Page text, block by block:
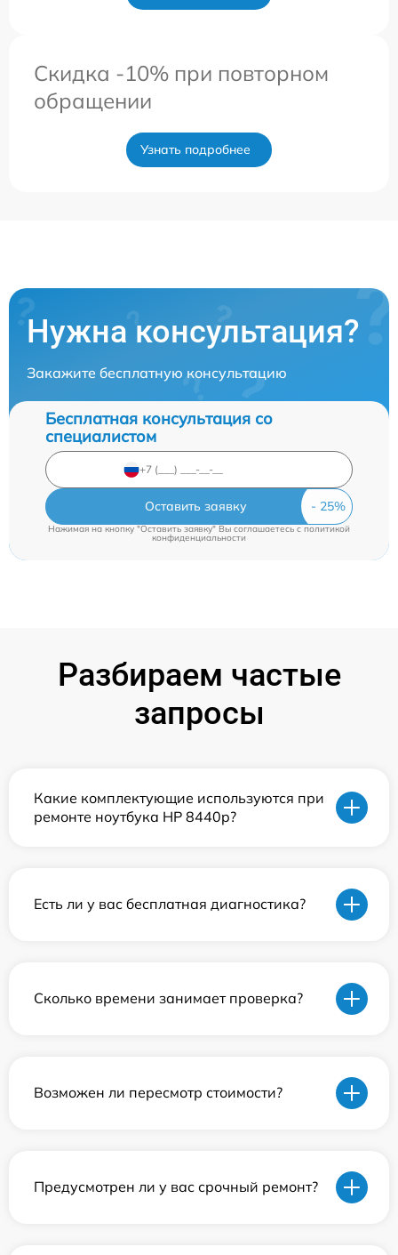
Скидка -10% при повторном
обращении
Узнать подробнее
Нужна консультация?
Закажите бесплатную консультацию
Бесплатная консультация со
специалистом
Оставить заявку
Нажимая на кнопку "Оставить заявку" Вы соглашаетесь cполитикой
конфиденциальности
Разбираем частые
запросы
Какие комплектующие используются при
ремонте ноутбука HP 8440p?
Есть ли у вас бесплатная диагностика?
Сколько времени занимает проверка?
Возможен ли пересмотр стоимости?
Предусмотрен ли у вас срочный ремонт?